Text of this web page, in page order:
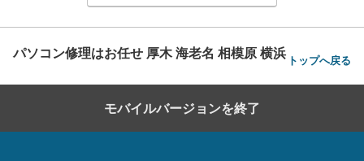
パソコン修理はお任せ 厚木 海老名 相模原 横浜 トップへ戻る
モバイルバージョンを終了